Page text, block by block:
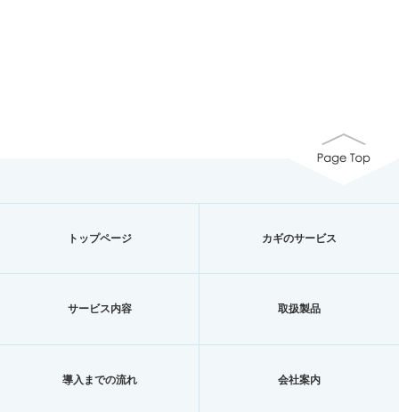
トップページ カギのサービス
サービス内容 取扱製品
導入までの流れ 会社案内